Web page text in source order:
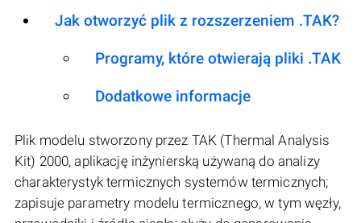
Jak otworzyć plik z rozszerzeniem .TAK?
Programy, które otwierają pliki .TAK
Dodatkowe informacje
Plik modelu stworzony przez TAK (Thermal Analysis
Kit) 2000, aplikację inżynierską używaną do analizy
charakterystyk termicznych systemów termicznych;
zapisuje parametry modelu termicznego, w tym węzły,